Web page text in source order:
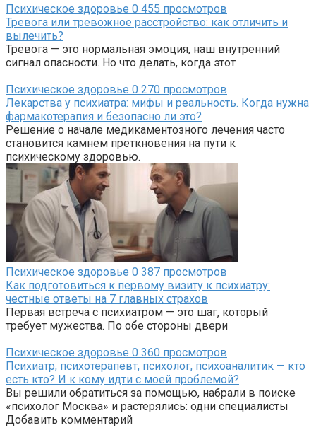
Психическое здоровье 0 455 просмотров
Тревога или тревожное расстройство: как отличить и
вылечить?
Тревога — это нормальная эмоция, наш внутренний
сигнал опасности. Но что делать, когда этот
Психическое здоровье 0 270 просмотров
Лекарства у психиатра: мифы и реальность. Когда нужна
фармакотерапия и безопасно ли это?
Решение о начале медикаментозного лечения часто
становится камнем преткновения на пути к
психическому здоровью.
Психическое здоровье 0 387 просмотров
Как подготовиться к первому визиту к психиатру:
честные ответы на 7 главных страхов
Первая встреча с психиатром — это шаг, который
требует мужества. По обе стороны двери
Психическое здоровье 0 360 просмотров
Психиатр, психотерапевт, психолог, психоаналитик — кто
есть кто? И к кому идти с моей проблемой?
Вы решили обратиться за помощью, набрали в поиске
«психолог Москва» и растерялись: одни специалисты
Добавить комментарий